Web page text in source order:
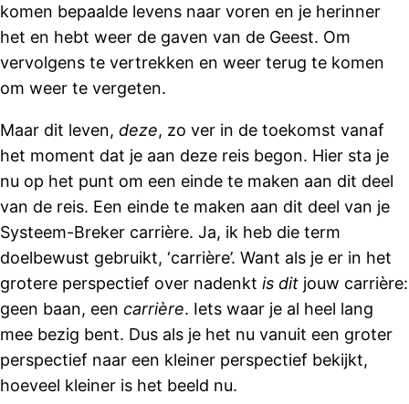
komen bepaalde levens naar voren en je herinner
het en hebt weer de gaven van de Geest. Om
vervolgens te vertrekken en weer terug te komen
om weer te vergeten.
Maar dit leven, deze, zo ver in de toekomst vanaf
het moment dat je aan deze reis begon. Hier sta je
nu op het punt om een einde te maken aan dit deel
van de reis. Een einde te maken aan dit deel van je
Systeem-Breker carrière. Ja, ik heb die term
doelbewust gebruikt, ‘carrière’. Want als je er in het
grotere perspectief over nadenkt is dit jouw carrière:
geen baan, een carrière. Iets waar je al heel lang
mee bezig bent. Dus als je het nu vanuit een groter
perspectief naar een kleiner perspectief bekijkt,
hoeveel kleiner is het beeld nu.